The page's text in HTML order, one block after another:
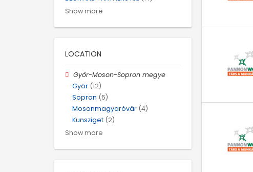
Show more
LOCATION
Győr-Moson-Sopron megye
Győr (12)
Sopron (5)
Mosonmagyaróvár (4)
Kunsziget (2)
Show more